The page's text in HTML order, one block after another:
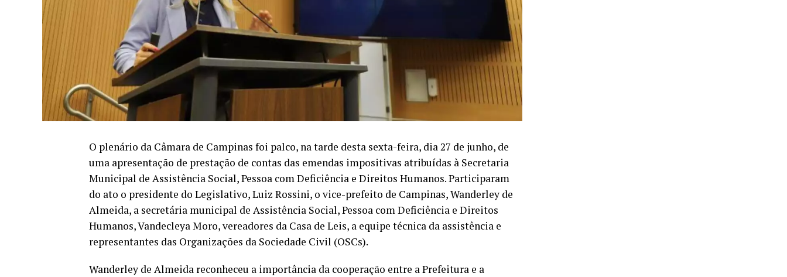
O plenário da Câmara de Campinas foi palco, na tarde desta sexta-feira, dia 27 de junho, de
uma apresentação de prestação de contas das emendas impositivas atribuídas à Secretaria
Municipal de Assistência Social, Pessoa com Deficiência e Direitos Humanos. Participaram
do ato o presidente do Legislativo, Luiz Rossini, o vice-prefeito de Campinas, Wanderley de
Almeida, a secretária municipal de Assistência Social, Pessoa com Deficiência e Direitos
Humanos, Vandecleya Moro, vereadores da Casa de Leis, a equipe técnica da assistência e
representantes das Organizações da Sociedade Civil (OSCs).
Wanderley de Almeida reconheceu a importância da cooperação entre a Prefeitura e a